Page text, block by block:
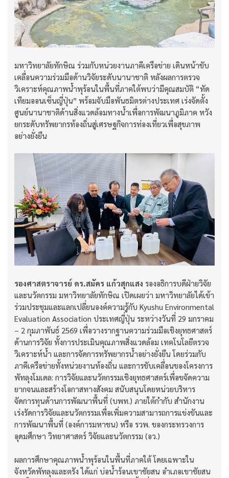
มหาวิทยาลัยทักษิณ ร่วมกับหน่วยงานภาคีเครือข่าย เดินหน้าขับ
เคลื่อนความร่วมมือด้านวิจัยระดับนานาชาติ หลังผลการตรวจ
วิเคราะห์คุณภาพน้ำพุร้อนในพื้นที่ภาคใต้พบว่ามีคุณสมบัติ “ทัด
เทียมออนเซ็นญี่ปุ่น” พร้อมจับมือพันธมิตรต่างประเทศ เร่งจัดตั้ง
ศูนย์นานาชาติด้านสิ่งแวดล้อมทางน้ำเพื่อการพัฒนาภูมิภาค หวัง
ยกระดับทรัพยากรท้องถิ่นสู่เศรษฐกิจการท่องเที่ยวเพื่อสุขภาพ
อย่างยั่งยืน
รองศาสตราจารย์ ดร.สมัคร แก้วสุกแสง รองอธิการบดีฝ่ายวิจัย
และนวัตกรรม มหาวิทยาลัยทักษิณ เปิดเผยว่า มหาวิทยาลัยได้เข้า
ร่วมประชุมและแลกเปลี่ยนองค์ความรู้กับ Kyushu Environmental
Evaluation Association ประเทศญี่ปุ่น ระหว่างวันที่ 29 มกราคม
– 2 กุมภาพันธ์ 2569 เพื่อวางรากฐานความร่วมมือเชิงยุทธศาสตร์
ด้านการวิจัย ทั้งการประเมินคุณภาพสิ่งแวดล้อม เทคโนโลยีตรวจ
วิเคราะห์น้ำ และการจัดการทรัพยากรน้ำอย่างยั่งยืน โดยร่วมกับ
ภาคีเครือข่ายทั้งหน่วยงานท้องถิ่น และการขับเคลื่อนของโครงการ
พัทลุงโมเดล: การวิจัยและนวัตกรรมเชิงยุทธศาสตร์เพื่อขจัดความ
ยากจนและสร้างโอกาสทางสังคม สนับสนุนโดยหน่วยบริหาร
จัดการทุนด้านการพัฒนาพื้นที่ (บพท.) ภายใต้กำกับ สำนักงาน
เร่งรัดการวิจัยและนวัตกรรมเพื่อเพิ่มความสามารถการแข่งขันและ
การพัฒนาพื้นที่ (องค์การมหาชน) หรือ รวพ. ของกระทรวงการ
อุดมศึกษา วิทยาศาสตร์ วิจัยและนวัตกรรม (อว.)
ผลการศึกษาคุณภาพน้ำพุร้อนในพื้นที่ภาคใต้ โดยเฉพาะใน
จังหวัดพัทลุงและตรัง ได้แก่ บ่อน้ำร้อนเขาชัยสน อำเภอเขาชัยสน